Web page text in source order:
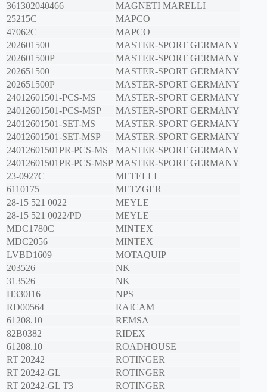
361302040466
MAGNETI MARELLI
25215C
MAPCO
47062C
MAPCO
202601500
MASTER-SPORT GERMANY
202601500P
MASTER-SPORT GERMANY
202651500
MASTER-SPORT GERMANY
202651500P
MASTER-SPORT GERMANY
24012601501-PCS-MS
MASTER-SPORT GERMANY
24012601501-PCS-MSP
MASTER-SPORT GERMANY
24012601501-SET-MS
MASTER-SPORT GERMANY
24012601501-SET-MSP
MASTER-SPORT GERMANY
24012601501PR-PCS-MS
MASTER-SPORT GERMANY
24012601501PR-PCS-MSP MASTER-SPORT GERMANY
23-0927C
METELLI
6110175
METZGER
28-15 521 0022
MEYLE
28-15 521 0022/PD
MEYLE
MDC1780C
MINTEX
MDC2056
MINTEX
LVBD1609
MOTAQUIP
203526
NK
313526
NK
H330I16
NPS
RD00564
RAICAM
61208.10
REMSA
82B0382
RIDEX
61208.10
ROADHOUSE
RT 20242
ROTINGER
RT 20242-GL
ROTINGER
RT 20242-GL T3
ROTINGER